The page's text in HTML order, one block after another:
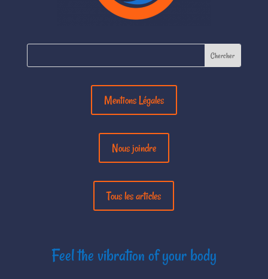
Mentions Légales
Nous joindre
Tous les articles
Feel the vibration of your body